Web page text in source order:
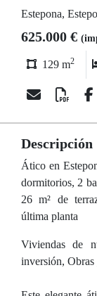
Estepona,
625.000 €
129 m2
Descripción
Ático en
dormitorios, 2
26 m² de
última planta
Viviendas de
inversión,